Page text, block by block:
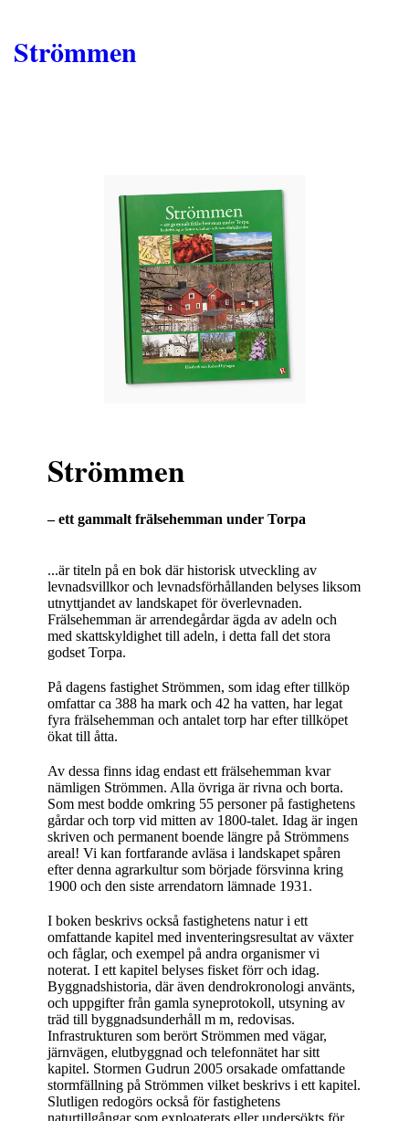
Strömmen
Strömmen
– ett gammalt frälsehemman under Torpa
...är titeln på en bok där historisk utveckling av
levnadsvillkor och levnadsförhållanden belyses liksom
utnyttjandet av landskapet för överlevnaden.
Frälsehemman är arrendegårdar ägda av adeln och
med skattskyldighet till adeln, i detta fall det stora
godset Torpa.
På dagens fastighet Strömmen, som idag efter tillköp
omfattar ca 388 ha mark och 42 ha vatten, har legat
fyra frälsehemman och antalet torp har efter tillköpet
ökat till åtta.
Av dessa finns idag endast ett frälsehemman kvar
nämligen Strömmen. Alla övriga är rivna och borta.
Som mest bodde omkring 55 personer på fastighetens
gårdar och torp vid mitten av 1800-talet. Idag är ingen
skriven och permanent boende längre på Strömmens
areal! Vi kan fortfarande avläsa i landskapet spåren
efter denna agrarkultur som började försvinna kring
1900 och den siste arrendatorn lämnade 1931.
I boken beskrivs också fastighetens natur i ett
omfattande kapitel med inventeringsresultat av växter
och fåglar, och exempel på andra organismer vi
noterat. I ett kapitel belyses fisket förr och idag.
Byggnadshistoria, där även dendrokronologi använts,
och uppgifter från gamla syneprotokoll, utsyning av
träd till byggnadsunderhåll m m, redovisas.
Infrastrukturen som berört Strömmen med vägar,
järnvägen, elutbyggnad och telefonnätet har sitt
kapitel. Stormen Gudrun 2005 orsakade omfattande
stormfällning på Strömmen vilket beskrivs i ett kapitel.
Slutligen redogörs också för fastighetens
naturtillgångar som exploaterats eller undersökts för